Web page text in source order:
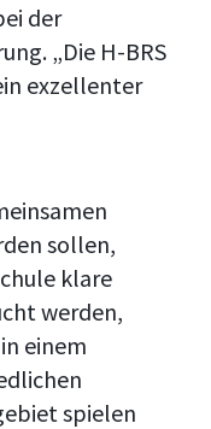
der
„Die H-BRS
exzellenter
sollen,
klare
werden,
einem
spielen